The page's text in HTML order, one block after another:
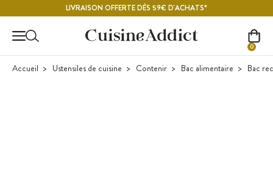
LIVRAISON OFFERTE DÈS 59€ D'ACHATS*
0
Accueil Ustensiles de cuisine Contenir Bac alimentaire Bac